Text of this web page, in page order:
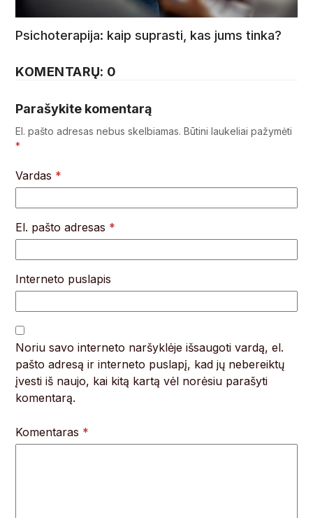
Psichoterapija: kaip suprasti, kas jums tinka?
KOMENTARŲ: 0
Parašykite komentarą
El. pašto adresas nebus skelbiamas. Būtini laukeliai pažymėti
*
Vardas *
El. pašto adresas *
Interneto puslapis
Noriu savo interneto naršyklėje išsaugoti vardą, el.
pašto adresą ir interneto puslapį, kad jų nebereiktų
įvesti iš naujo, kai kitą kartą vėl norėsiu parašyti
komentarą.
Komentaras *